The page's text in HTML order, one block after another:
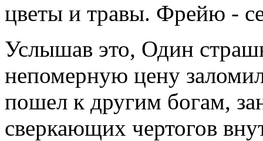
цветы и травы. Фрейю -
Услышав это, Один
непомерную цену
пошел к другим богам,
сверкающих чертогов